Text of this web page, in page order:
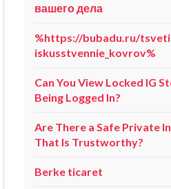
вашего дела
%https://bubadu.ru/
iskusstvennie_kovrov%
Can You View Locked IG
Being Logged In?
Are There a Safe Private
That Is Trustworthy?
Berke ticaret